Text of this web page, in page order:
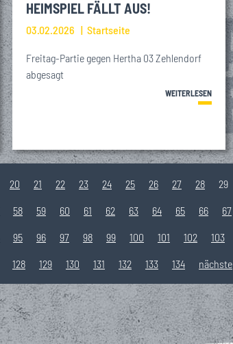
HEIMSPIEL FÄLLT AUS!
03.02.2026 Startseite
Freitag-Partie gegen Hertha 03 Zehlendorf
abgesagt
WEITERLESEN
20 21 22 23 24 25 26 27 28 29
58 59 60 61 62 63 64 65 66 67
95 96 97 98 99 100 101 102 103
128 129 130 131 132 133 134 nächste